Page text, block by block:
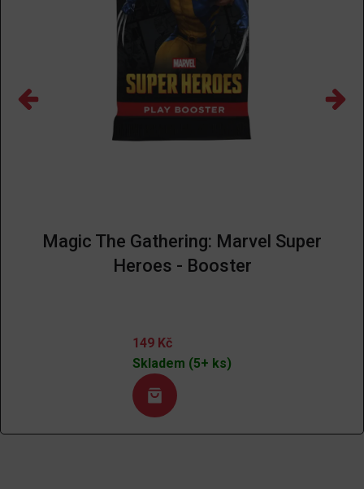
Magic The Gathering: Marvel Super
Heroes - Booster
149 Kč
Skladem (5+ ks)